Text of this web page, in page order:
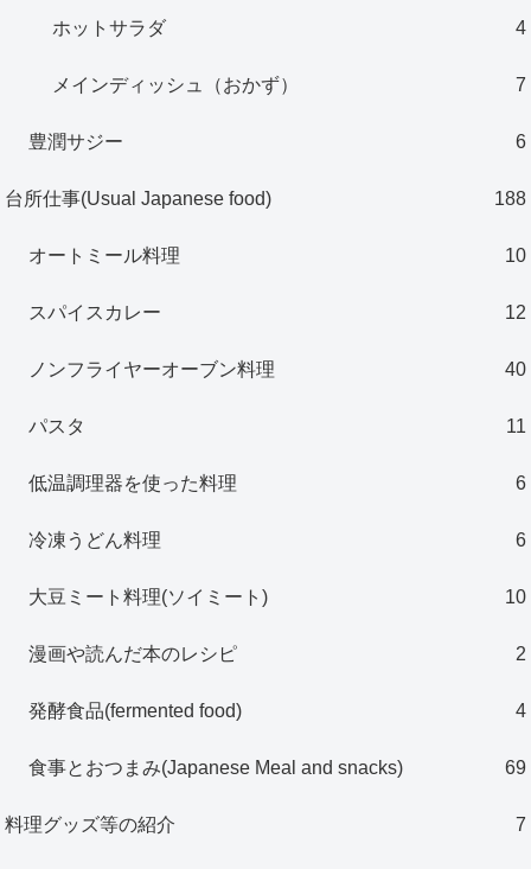
ホットサラダ 4
メインディッシュ（おかず） 7
豊潤サジー 6
台所仕事(Usual Japanese food) 188
オートミール料理 10
スパイスカレー 12
ノンフライヤーオーブン料理 40
パスタ 11
低温調理器を使った料理 6
冷凍うどん料理 6
大豆ミート料理(ソイミート) 10
漫画や読んだ本のレシピ 2
発酵食品(fermented food) 4
食事とおつまみ(Japanese Meal and snacks) 69
料理グッズ等の紹介 7